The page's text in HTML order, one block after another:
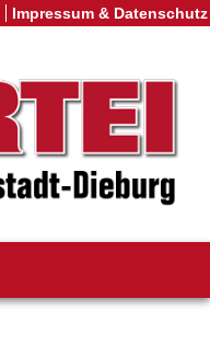
Impressum & Datenschutz